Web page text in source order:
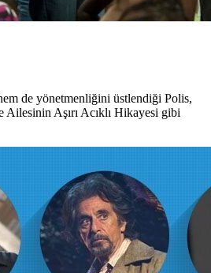
de yönetmenliğini üstlendiği Polis,
Aşırı Acıklı Hikayesi gibi